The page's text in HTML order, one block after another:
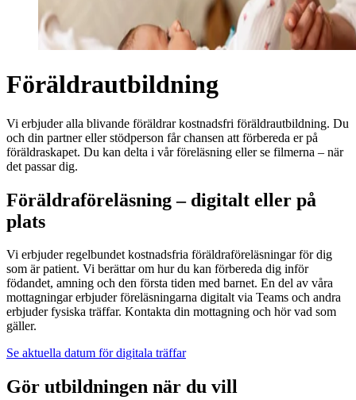
Föräldrautbildning
Vi erbjuder alla blivande föräldrar kostnadsfri föräldrautbildning. Du
och din partner eller stödperson får chansen att förbereda er på
föräldraskapet. Du kan delta i vår föreläsning eller se filmerna – när
det passar dig.
Föräldraföreläsning – digitalt eller på
plats
Vi erbjuder regelbundet kostnadsfria föräldraföreläsningar för dig
som är patient. Vi berättar om hur du kan förbereda dig inför
födandet, amning och den första tiden med barnet. En del av våra
mottagningar erbjuder föreläsningarna digitalt via Teams och andra
erbjuder fysiska träffar. Kontakta din mottagning och hör vad som
gäller.
Se aktuella datum för digitala träffar
Gör utbildningen när du vill